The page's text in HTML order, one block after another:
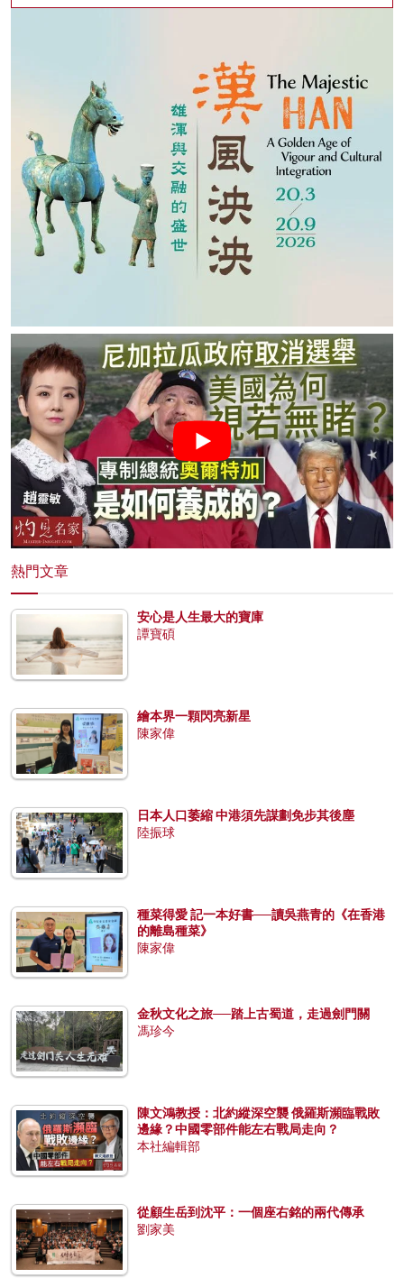
熱門文章
安心是人生最大的寶庫
譚寶碩
繪本界一顆閃亮新星
陳家偉
日本人口萎縮 中港須先謀劃免步其後塵
陸振球
種菜得愛 記一本好書──讀吳燕青的《在香港
的離島種菜》
陳家偉
金秋文化之旅──踏上古蜀道，走過劍門關
馮珍今
陳文鴻教授：北約縱深空襲 俄羅斯瀕臨戰敗
邊緣？中國零部件能左右戰局走向？
本社編輯部
從顧生岳到沈平：一個座右銘的兩代傳承
劉家美